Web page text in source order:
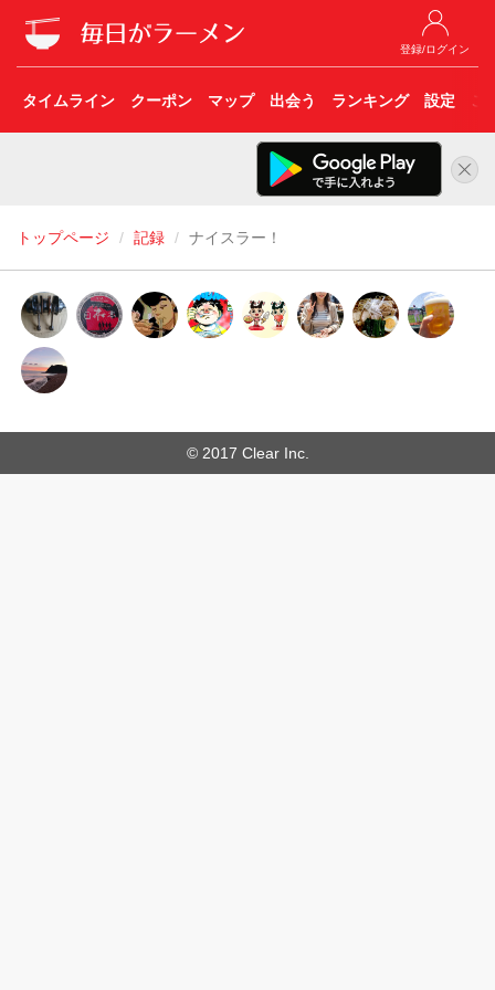
登録/ログイン
タイムライン クーポン マップ 出会う ランキング 設定 こ
トップページ 記録 ナイスラー！
© 2017 Clear Inc.